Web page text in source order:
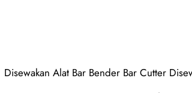
Disewakan Alat Bar Bender Bar Cutter